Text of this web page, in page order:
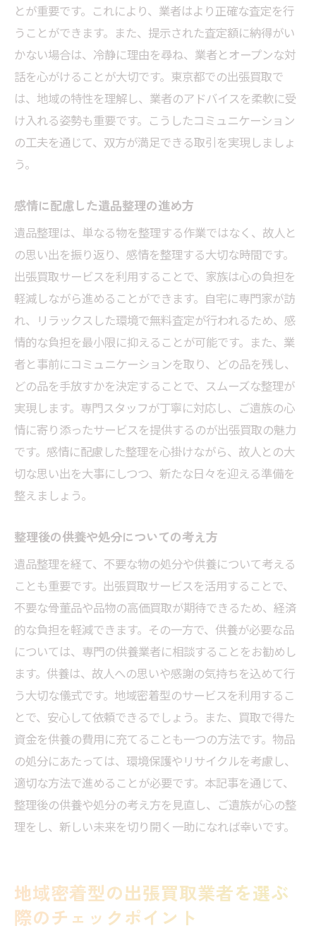
とが重要です。これにより、業者はより正確な査定を行
うことができます。また、提示された査定額に納得がい
かない場合は、冷静に理由を尋ね、業者とオープンな対
話を心がけることが大切です。東京都での出張買取で
は、地域の特性を理解し、業者のアドバイスを柔軟に受
け入れる姿勢も重要です。こうしたコミュニケーション
の工夫を通じて、双方が満足できる取引を実現しましょ
う。
感情に配慮した遺品整理の進め方
遺品整理は、単なる物を整理する作業ではなく、故人と
の思い出を振り返り、感情を整理する大切な時間です。
出張買取サービスを利用することで、家族は心の負担を
軽減しながら進めることができます。自宅に専門家が訪
れ、リラックスした環境で無料査定が行われるため、感
情的な負担を最小限に抑えることが可能です。また、業
者と事前にコミュニケーションを取り、どの品を残し、
どの品を手放すかを決定することで、スムーズな整理が
実現します。専門スタッフが丁寧に対応し、ご遺族の心
情に寄り添ったサービスを提供するのが出張買取の魅力
です。感情に配慮した整理を心掛けながら、故人との大
切な思い出を大事にしつつ、新たな日々を迎える準備を
整えましょう。
整理後の供養や処分についての考え方
遺品整理を経て、不要な物の処分や供養について考える
ことも重要です。出張買取サービスを活用することで、
不要な骨董品や品物の高価買取が期待できるため、経済
的な負担を軽減できます。その一方で、供養が必要な品
については、専門の供養業者に相談することをお勧めし
ます。供養は、故人への思いや感謝の気持ちを込めて行
う大切な儀式です。地域密着型のサービスを利用するこ
とで、安心して依頼できるでしょう。また、買取で得た
資金を供養の費用に充てることも一つの方法です。物品
の処分にあたっては、環境保護やリサイクルを考慮し、
適切な方法で進めることが必要です。本記事を通じて、
整理後の供養や処分の考え方を見直し、ご遺族が心の整
理をし、新しい未来を切り開く一助になれば幸いです。
地域密着型の出張買取業者を選ぶ
際のチェックポイント